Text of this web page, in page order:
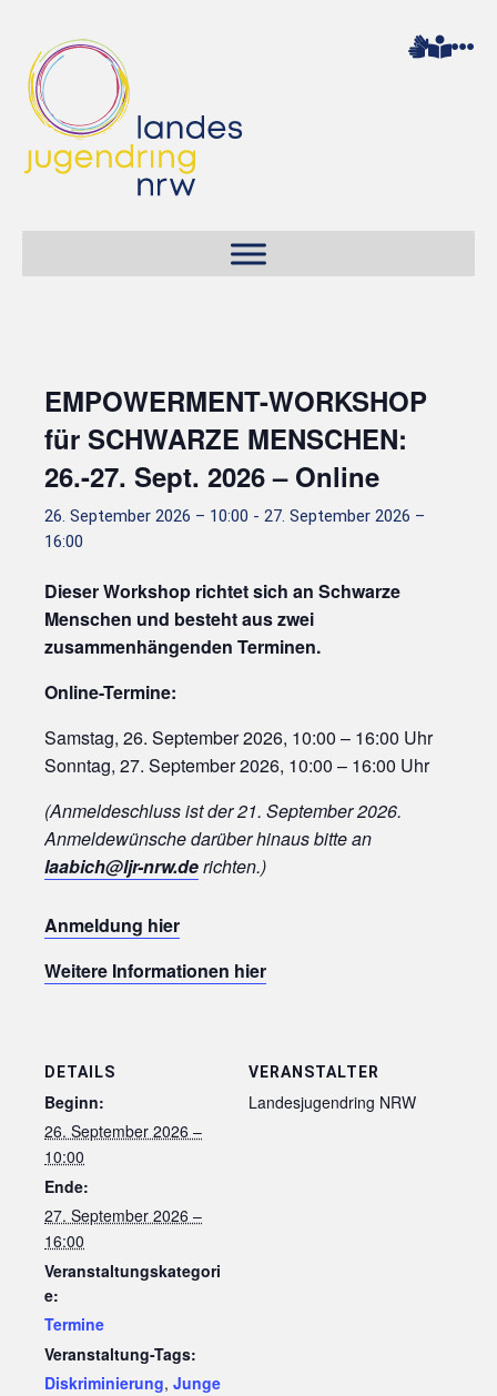
EMPOWERMENT-WORKSHOP
für SCHWARZE MENSCHEN:
26.-27. Sept. 2026 – Online
26. September 2026 – 10:00 - 27. September 2026 –
16:00
Dieser Workshop richtet sich an Schwarze
Menschen und besteht aus zwei
zusammenhängenden Terminen.
Online-Termine:
Samstag, 26. September 2026, 10:00 – 16:00 Uhr
Sonntag, 27. September 2026, 10:00 – 16:00 Uhr
(Anmeldeschluss ist der 21. September 2026.
Anmeldewünsche darüber hinaus bitte an
laabich@ljr-nrw.derichten.)
Anmeldung hier
Weitere Informationen hier
DETAILS
Beginn:
26. September 2026 –
10:00
Ende:
27. September 2026 –
16:00
Veranstaltungskategori
e:
Termine
Veranstaltung-Tags:
Diskriminierung, Junge
VERANSTALTER
Landesjugendring NRW